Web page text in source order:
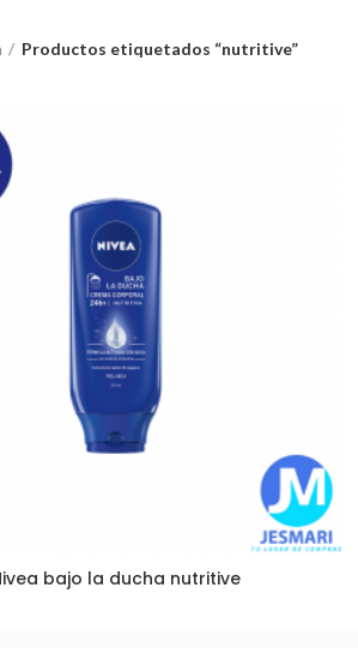
Productos etiquetados “nutritive”
bajo la ducha nutritive